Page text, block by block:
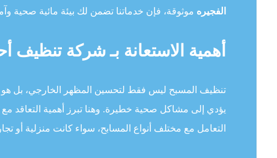
الفجيره موثوقة، فإن خدماتنا تضمن لك بيئة مائية صحية
أهمية الاستعانة بـ شركة
تنظيف المسبح ليس فقط لتحسين المظهر الخارجي، بل هو
يؤدي إلى مشاكل صحية خطيرة. وهنا تبرز أهمية التعاقد مع
التعامل مع مختلف أنواع المسابح، سواء كانت منزلية أو